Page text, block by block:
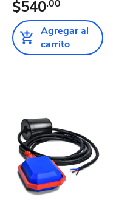
metros
$540.00
Agregar al
carrito